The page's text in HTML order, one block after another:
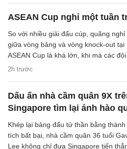
ASEAN Cup nghỉ một tuần
2h trước
So với nhiều giải đấu cúp, quãng nghỉ
giữa vòng bảng và vòng knock-out tại
ASEAN Cup là khá lớn, khi mà các đội
có quãng nghỉ lên tới một tuần cho các
Dấu ấn nhà cầm quân 9X
Singapore tìm lại ánh hào
Khép lại bảng đấu tử thần bằng thành
tích bất bại, nhà cầm quân 36 tuổi
Lee không chỉ đưa Singapore tiến